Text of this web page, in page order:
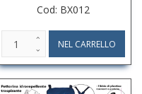
Cod: BX012